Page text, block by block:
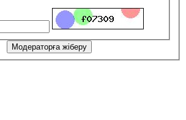
Модераторға жіберу